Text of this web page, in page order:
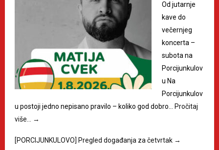
Od jutarnje
kave do
večernjeg
koncerta –
subota na
Porcijunkulov
u Na
Porcijunkulov
u postoji jedno nepisano pravilo – koliko god dobro…
Pročitaj
više…
→
[PORCIJUNKULOVO] Pregled događanja za četvrtak →